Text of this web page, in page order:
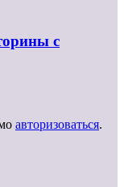
с
авторизоваться.